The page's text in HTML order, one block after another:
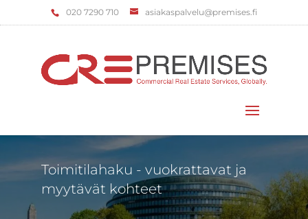
‌020 7290 710 asiakaspalvelu@premises.fi
Toimitilahaku - vuokrattavat ja
myytävät kohteet